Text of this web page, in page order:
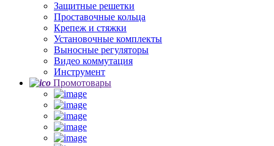
Защитные решетки
Проставочные кольца
Крепеж и стяжки
Установочные комплекты
Выносные регуляторы
Видео коммутация
Инструмент
Промотовары